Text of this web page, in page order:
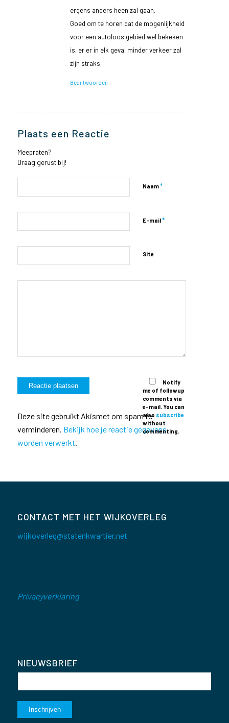
ergens anders heen zal gaan.
Goed om te horen dat de mogenlijkheid
voor een autoloos gebied wel bekeken
is, er er in elk geval minder verkeer zal
zijn straks.
Beantwoorden
Plaats een Reactie
Meepraten?
Draag gerust bij!
Naam*
E-mail*
Site
Notify
me of followup
comments via
e-mail. You can
also subscribe
without
commenting.
Deze site gebruikt Akismet om spam te
verminderen. Bekijk hoe je reactie gegevens
worden verwerkt.
CONTACT MET HET WIJKOVERLEG
wijkoverleg@statenkwartier.net
Privacyverklaring
NIEUWSBRIEF